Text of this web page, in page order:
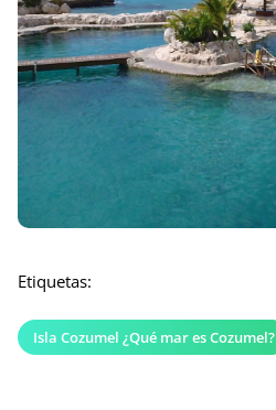
Etiquetas:
Isla Cozumel ¿Qué mar es Cozumel?